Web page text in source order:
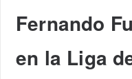
Fernando
en la Liga